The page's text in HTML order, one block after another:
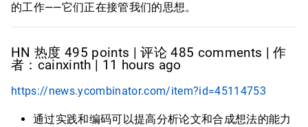
的工作——它们正在接管我们的思想。
HN 热度 495 points | 评论 485 comments | 作
者：cainxinth | 11 hours ago
https://news.ycombinator.com/item?id=45114753
通过实践和编码可以提高分析论文和合成想法的能力